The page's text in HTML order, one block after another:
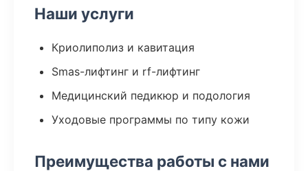
Наши услуги
Криолиполиз и кавитация
Smas-лифтинг и rf-лифтинг
Медицинский педикюр и подология
Уходовые программы по типу кожи
Преимущества работы с нами